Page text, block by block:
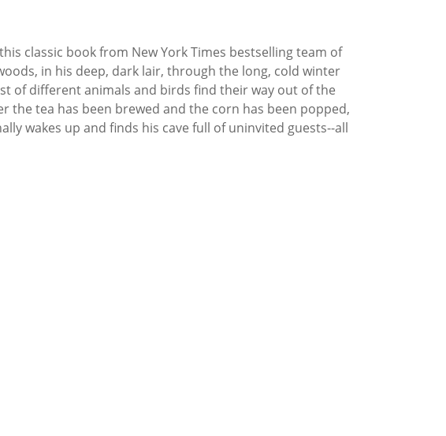
classic book from New York Times bestselling team of
in his deep, dark lair, through the long, cold winter
of different animals and birds find their way out of the
the tea has been brewed and the corn has been popped,
wakes up and finds his cave full of uninvited guests--all